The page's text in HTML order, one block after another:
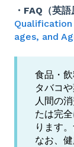
・FAQ（英語
ages, and
食品・飲
タバコ
人間の
たは完
ります
なお、